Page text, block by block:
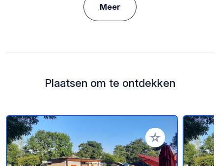
Meer
Plaatsen om te ontdekken
Voeg toe aan je